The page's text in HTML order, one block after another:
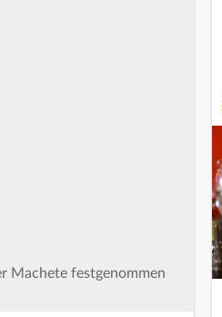
Machete festgenommen